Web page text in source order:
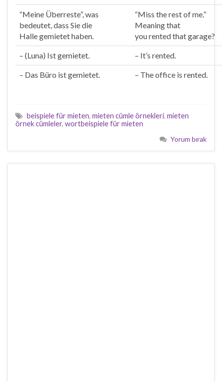
“Meine Überreste”, was
bedeutet, dass Sie die
Hallegemietethaben.
“Miss the rest of me.”
Meaning that
yourentedthat garage?
– (Luna) Istgemietet. – It’s rented.
– Das Büro istgemietet. – The office is rented.
beispiele für mieten, mieten cümle örnekleri, mieten
örnek cümleler, wortbeispiele für mieten
Yorum bırak